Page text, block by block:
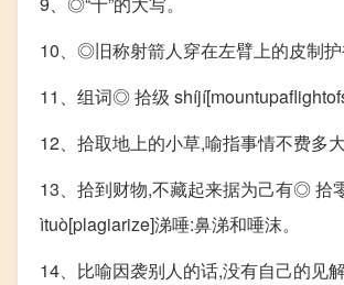
10、◎旧称射箭人穿在左臂上的皮制护
11、组词◎ 拾级
12、拾取地上的小草,喻指事情不费多
13、拾到财物,不藏起来据为己有◎ 拾
ìtuò[plagiarize]涕唾:鼻涕和唾沫。
14、比喻因袭别人的话,没有自己的见